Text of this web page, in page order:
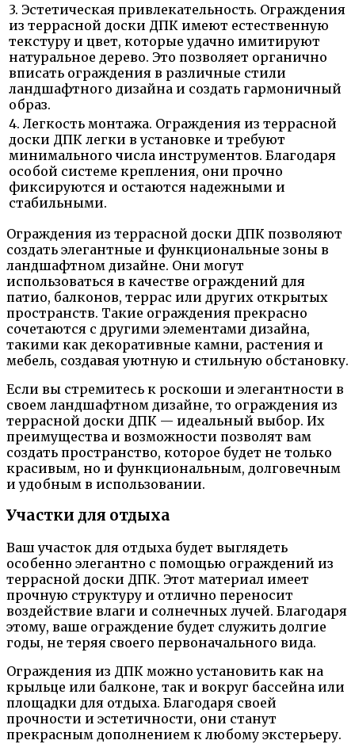
3. Эстетическая привлекательность. Ограждения
из террасной доски ДПК имеют естественную
текстуру и цвет, которые удачно имитируют
натуральное дерево. Это позволяет органично
вписать ограждения в различные стили
ландшафтного дизайна и создать гармоничный
образ.
4. Легкость монтажа. Ограждения из террасной
доски ДПК легки в установке и требуют
минимального числа инструментов. Благодаря
особой системе крепления, они прочно
фиксируются и остаются надежными и
стабильными.
Ограждения из террасной доски ДПК позволяют
создать элегантные и функциональные зоны в
ландшафтном дизайне. Они могут
использоваться в качестве ограждений для
патио, балконов, террас или других открытых
пространств. Такие ограждения прекрасно
сочетаются с другими элементами дизайна,
такими как декоративные камни, растения и
мебель, создавая уютную и стильную обстановку.
Если вы стремитесь к роскоши и элегантности в
своем ландшафтном дизайне, то ограждения из
террасной доски ДПК — идеальный выбор. Их
преимущества и возможности позволят вам
создать пространство, которое будет не только
красивым, но и функциональным, долговечным
и удобным в использовании.
Участки для отдыха
Ваш участок для отдыха будет выглядеть
особенно элегантно с помощью ограждений из
террасной доски ДПК. Этот материал имеет
прочную структуру и отлично переносит
воздействие влаги и солнечных лучей. Благодаря
этому, ваше ограждение будет служить долгие
годы, не теряя своего первоначального вида.
Ограждения из ДПК можно установить как на
крыльце или балконе, так и вокруг бассейна или
площадки для отдыха. Благодаря своей
прочности и эстетичности, они станут
прекрасным дополнением к любому экстерьеру.